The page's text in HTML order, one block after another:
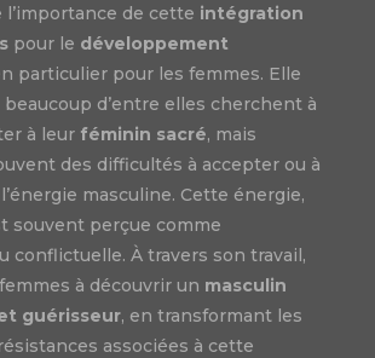
l’importance de cette intégration
pour le développement
particulier pour les femmes. Elle
d’entre elles cherchent à
à leur féminin sacré, mais
des difficultés à accepter ou à
masculine. Cette énergie,
souvent perçue comme
conflictuelle. À travers son travail,
à découvrir un masculin
guérisseur, en transformant les
associées à cette